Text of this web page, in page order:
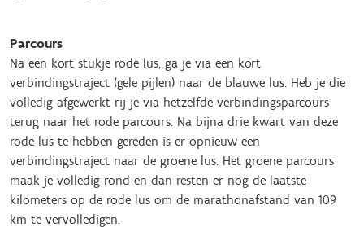
Parcours
Na een kort stukje rode lus, ga je via een kort
verbindingstraject (gele pijlen) naar de blauwe lus. Heb je die
volledig afgewerkt rij je via hetzelfde verbindingsparcours
terug naar het rode parcours. Na bijna drie kwart van deze
rode lus te hebben gereden is er opnieuw een
verbindingstraject naar de groene lus. Het groene parcours
maak je volledig rond en dan resten er nog de laatste
kilometers op de rode lus om de marathonafstand van 109
km te vervolledigen.